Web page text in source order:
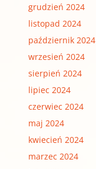
grudzień 2024
listopad 2024
październik 2024
wrzesień 2024
sierpień 2024
lipiec 2024
czerwiec 2024
maj 2024
kwiecień 2024
marzec 2024